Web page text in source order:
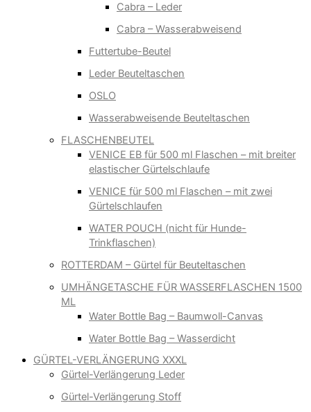
Cabra – Leder
Cabra – Wasserabweisend
Futtertube-Beutel
Leder Beuteltaschen
OSLO
Wasserabweisende Beuteltaschen
FLASCHENBEUTEL
VENICE EB für 500 ml Flaschen – mit breiter
elastischer Gürtelschlaufe
VENICE für 500 ml Flaschen – mit zwei
Gürtelschlaufen
WATER POUCH (nicht für Hunde-
Trinkflaschen)
ROTTERDAM – Gürtel für Beuteltaschen
UMHÄNGETASCHE FÜR WASSERFLASCHEN 1500
ML
Water Bottle Bag – Baumwoll-Canvas
Water Bottle Bag – Wasserdicht
GÜRTEL-VERLÄNGERUNG XXXL
Gürtel-Verlängerung Leder
Gürtel-Verlängerung Stoff